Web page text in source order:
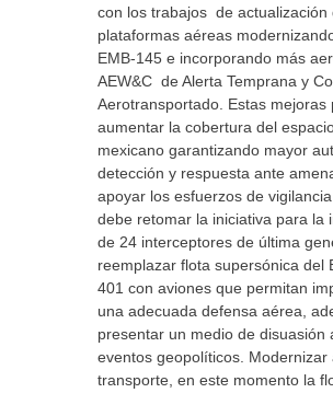
con los trabajos de actualización
plataformas aéreas
EMB-145 e incorporando más
AEW&C de Alerta Temprana y
Aerotransportado. Estas mejoras
aumentar la cobertura del
mexicano garantizando mayor
detección y respuesta ante
apoyar los esfuerzos de
debe retomar la iniciativa para la
de 24 interceptores de última
reemplazar flota supersónica del
401 con aviones que permitan
una adecuada defensa aérea,
presentar un medio de disuasión
eventos geopolíticos. Modernizar
transporte, en este momento la